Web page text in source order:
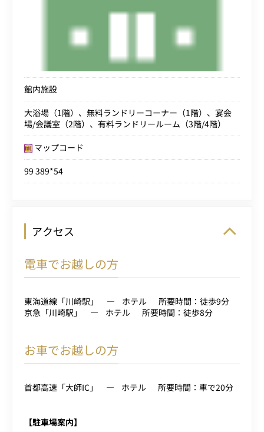
館内施設
大浴場（1階）、無料ランドリーコーナー（1階）、宴会
場/会議室（2階）、有料ランドリールーム（3階/4階）
マップコード
99 389*54
アクセス
電車でお越しの方
東海道線「川崎駅」 ホテル
所要時間：徒歩9分
京急「川崎駅」
ホテル 所要時間：徒歩8分
お車でお越しの方
首都高速「大師IC」 ホテル 所要時間：車で20分
【駐車場案内】